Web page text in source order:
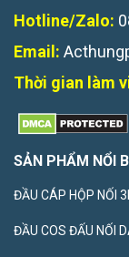
Hotline/Zalo:
Email:
Thời gian làm
SẢN PHẨM NỔI
ĐẦU CÁP HỘP NỐI
ĐẦU COS ĐẤU NỐI